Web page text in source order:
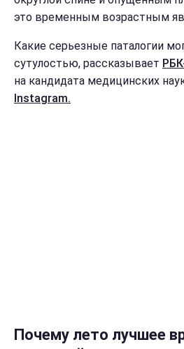
это временным возрастным
Какие серьезные паталогии
сутулостью, рассказывает
на кандидата медицинских
Instagram.
Почему лето лучшее